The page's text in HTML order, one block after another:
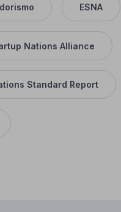
ESNA
Nations Alliance
Standard Report